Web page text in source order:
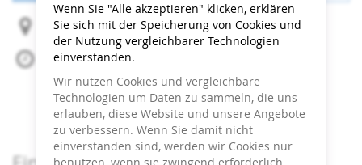
Heidi Horten Collection
Sa, 8. November 2025
Beginn:
13:00 Uhr
Ende:13:30Uhr
Zum Kalender hinzufügen
Wenn Sie "Alle akzeptieren" klicken, erklären
Sie sich mit der Speicherung von Cookies und
der Nutzung vergleichbarer Technologien
einverstanden.
Wir nutzen Cookies und vergleichbare
Technologien um Daten zu sammeln, die uns
erlauben, diese Website und unsere Angebote
zu verbessern. Wenn Sie damit nicht
einverstanden sind, werden wir Cookies nur